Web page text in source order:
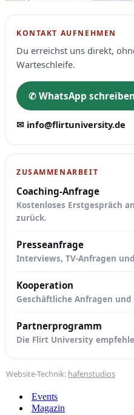
KONTAKT AUFNEHMEN
Du erreichst uns direkt,
Warteschleife.
✆ WhatsApp schreiben
✉ info@flirtuniversity.de
ZUSAMMENARBEIT
Coaching-Anfrage
Kostenloses Erstgespräch
zurück.
Presseanfrage
Interviews, TV-Anfragen
Kooperation
Geschäftliche Anfragen
Partnerprogramm
Die Flirt University
Website-Technik: hafenstudios
Events
Magazin